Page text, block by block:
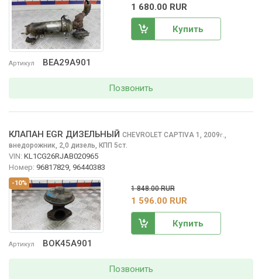
Артикул BEA29A901
1 680.00 RUR
Купить
Позвонить
-10%
Артикул BOK45A901
КЛАПАН EGR ДИЗЕЛЬНЫЙ CHEVROLET CAPTIVA 1, 2009г.,
внедорожник, 2,0 дизель, КПП 5ст.
VIN: KL1CG26RJAB020965
Номер: 96817829, 96440383
1 848.00 RUR
1 596.00 RUR
Купить
Позвонить